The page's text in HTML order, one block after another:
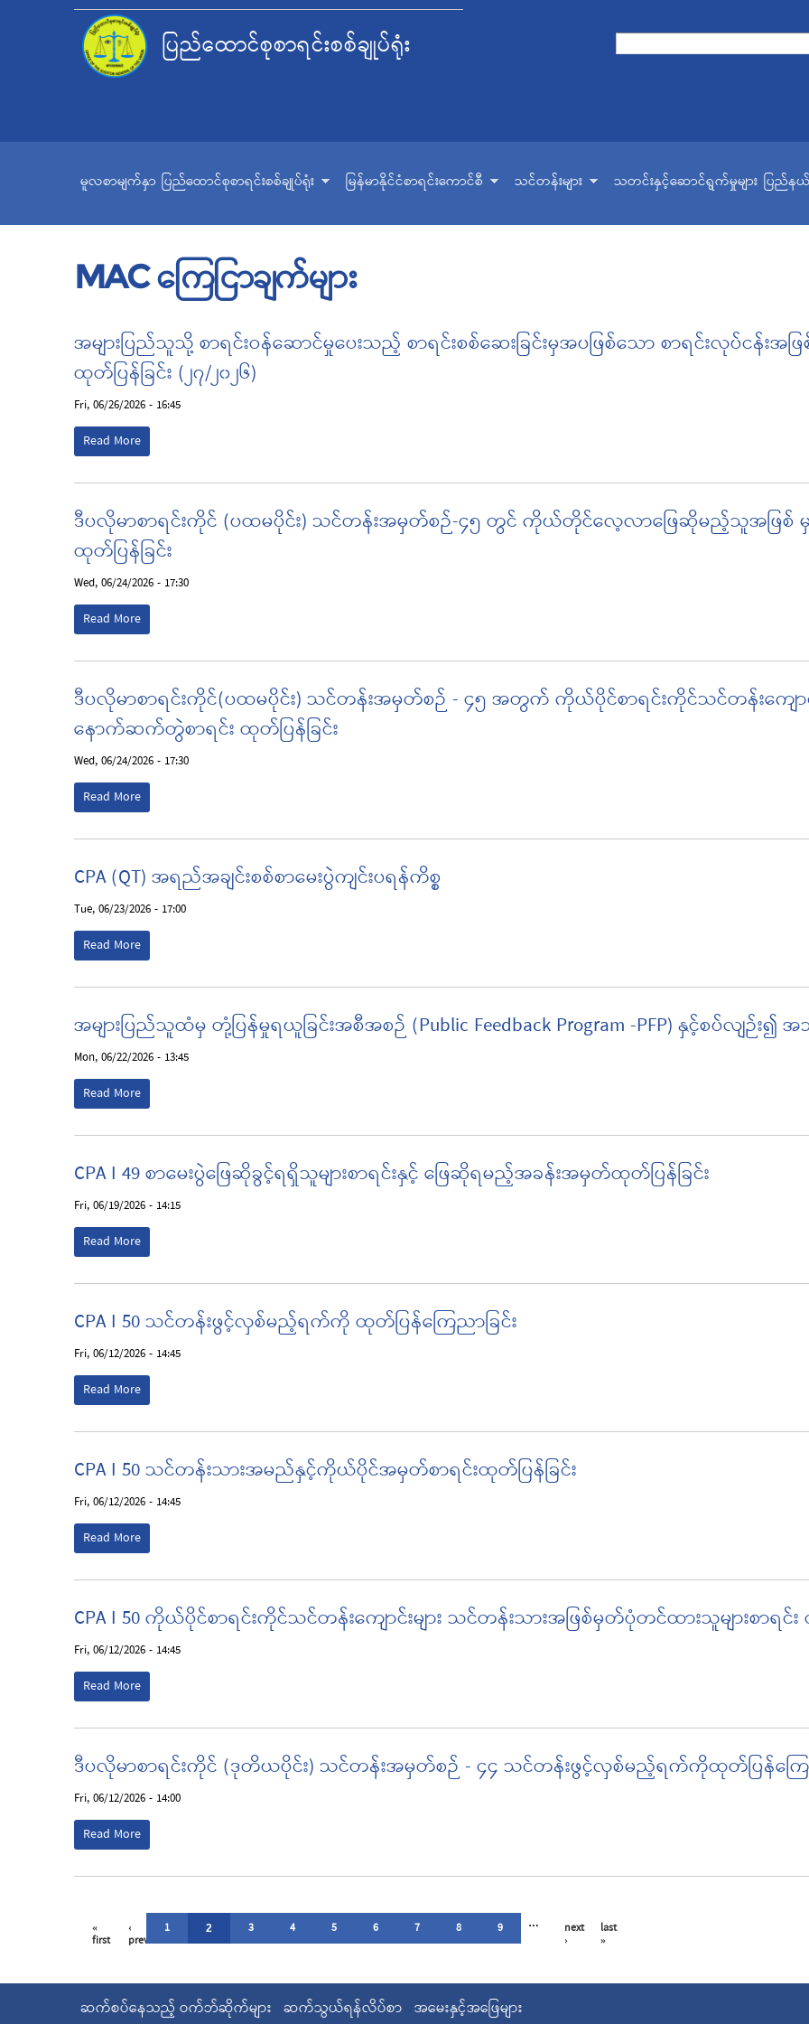
ပြည်ထောင်စုစာရင်းစစ်ချုပ်ရုံး Search form
မူလစာမျက်နှာ ပြည်ထောင်စုစာရင်းစစ်ချုပ်ရုံး မြန်မာနိုင်ငံစာရင်းကောင်စီ သင်တန်းများ သတင်းနှင့်ဆောင်ရွက်မှုများ ပြည်န
MAC ကြေငြာချက်များ
အများပြည်သူသို့ စာရင်းဝန်ဆောင်မှုပေးသည့် စာရင်းစစ်ဆေးခြင်းမှအပဖြစ်သော စာရင်းလုပ်ငန်းအ
ထုတ်ပြန်ခြင်း (၂၇/၂၀၂၆)
Fri, 06/26/2026 - 16:45
Read More
ဒီပလိုမာစာရင်းကိုင် (ပထမပိုင်း) သင်တန်းအမှတ်စဉ်-၄၅ တွင် ကိုယ်တိုင်လေ့လာဖြေဆိုမည့်သူအဖြစ်
ထုတ်ပြန်ခြင်း
Wed, 06/24/2026 - 17:30
Read More
ဒီပလိုမာစာရင်းကိုင်(ပထမပိုင်း) သင်တန်းအမှတ်စဉ် - ၄၅ အတွက် ကိုယ်ပိုင်စာရင်းကိုင်သင်တန်းကျော
နောက်ဆက်တွဲစာရင်း ထုတ်ပြန်ခြင်း
Wed, 06/24/2026 - 17:30
Read More
CPA (QT) အရည်အချင်းစစ်စာမေးပွဲကျင်းပရန်ကိစ္စ
Tue, 06/23/2026 - 17:00
Read More
အများပြည်သူထံမှ တုံ့ပြန်မှုရယူခြင်းအစီအစဉ် (Public Feedback Program -PFP) နှင့်စပ်လျဉ်း၍
Mon, 06/22/2026 - 13:45
Read More
CPA I 49 စာမေးပွဲဖြေဆိုခွင့်ရရှိသူများစာရင်းနှင့် ဖြေဆိုရမည့်အခန်းအမှတ်ထုတ်ပြန်ခြင်း
Fri, 06/19/2026 - 14:15
Read More
CPA I 50 သင်တန်းဖွင့်လှစ်မည့်ရက်ကို ထုတ်ပြန်ကြေညာခြင်း
Fri, 06/12/2026 - 14:45
Read More
CPA I 50 သင်တန်းသားအမည်နှင့်ကိုယ်ပိုင်အမှတ်စာရင်းထုတ်ပြန်ခြင်း
Fri, 06/12/2026 - 14:45
Read More
CPA I 50 ကိုယ်ပိုင်စာရင်းကိုင်သင်တန်းကျောင်းများ သင်တန်းသားအဖြစ်မှတ်ပုံတင်ထားသူများစာရင်း
Fri, 06/12/2026 - 14:45
Read More
ဒီပလိုမာစာရင်းကိုင် (ဒုတိယပိုင်း) သင်တန်းအမှတ်စဉ် - ၄၄ သင်တန်းဖွင့်လှစ်မည့်ရက်ကိုထုတ်ပြန်ကြေ
Fri, 06/12/2026 - 14:00
Read More
Pages
«
first
‹
previous
1 2 3 4 5 6 7 8 9 … next
›
last
»
ဆက်စပ်နေသည့် ဝက်ဘ်ဆိုက်များ ဆက်သွယ်ရန်လိပ်စာ အမေးနှင့်အဖြေများ